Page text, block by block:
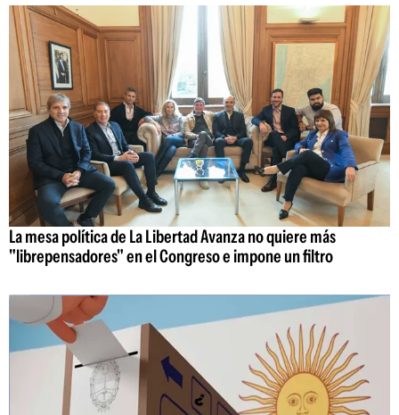
La mesa política de La Libertad Avanza no quiere más
"librepensadores" en el Congreso e impone un filtro